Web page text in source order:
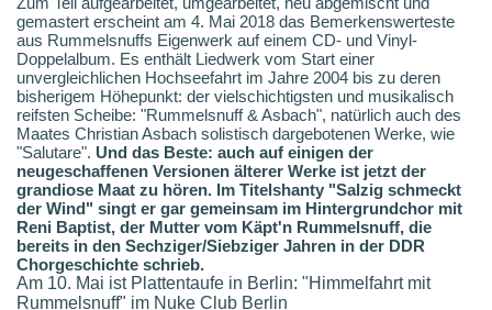
gemastert erscheint am 4. Mai 2018 das Bemerkenswerteste
aus Rummelsnuffs Eigenwerk auf einem CD- und Vinyl-
Doppelalbum. Es enthält Liedwerk vom Start einer
unvergleichlichen Hochseefahrt im Jahre 2004 bis zu deren
bisherigem Höhepunkt: der vielschichtigsten und musikalisch
reifsten Scheibe: "Rummelsnuff & Asbach", natürlich auch des
Maates Christian Asbach solistisch dargebotenen Werke, wie
"Salutare". Und das Beste: auch auf einigen der
neugeschaffenen Versionen älterer Werke ist jetzt der
grandiose Maat zu hören. Im Titelshanty "Salzig schmeckt
der Wind" singt er gar gemeinsam im Hintergrundchor mit
Reni Baptist, der Mutter vom Käpt'n Rummelsnuff, die
bereits in den Sechziger/Siebziger Jahren in der DDR
Chorgeschichte schrieb.
Am 10. Mai ist Plattentaufe in Berlin: "Himmelfahrt mit
Rummelsnuff" im Nuke Club Berlin